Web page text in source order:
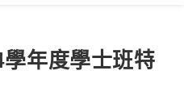
年度學士班特